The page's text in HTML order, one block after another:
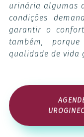
urinária algumas
condições
garantir o
também,
qualidade de vida